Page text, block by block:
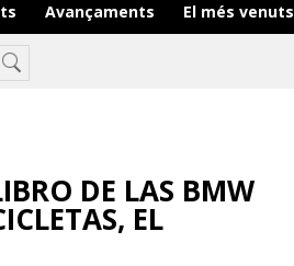
Avançaments El més venuts
DE LAS BMW
EL